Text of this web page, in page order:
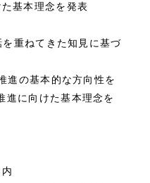
基本理念を発表
重ねてきた知見に基づ
進の基本的な方向性を
進に向けた基本理念を
内